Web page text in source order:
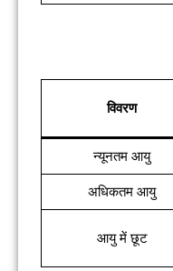
विवरण
न्यूनतम आयु
अधिकतम आयु
आयु में छूट